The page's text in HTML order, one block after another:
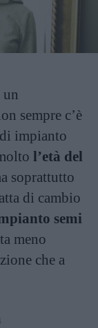
un
sempre c’è
impianto
l’età del
soprattutto
di cambio
semi
meno
che a